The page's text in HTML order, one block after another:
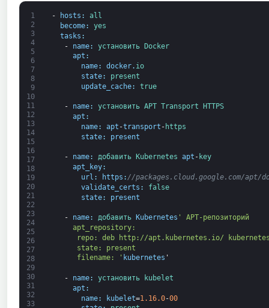
1
2
3
4
5
6
7
8
9
10
11
12
13
14
15
16
17
18
19
20
21
22
23
24
25
26
27
28
29
30
31
32
33
- hosts :
all
become:
yes
tasks :
-
name: установить Docker
apt :
name: docker. io
state:
present
update_cache: true
- name: установить APT Transport
HTTPS
apt :
name: apt -transport - https
state: present
- name: добавить Kubernetes apt - key
apt_key:
url : https : //packages.cloud.google.com/apt/
validate_certs :
false
state: present
- name: добавить Kubernetes ' APT-репозиторий
apt_repository:
repo: deb http://apt.kubernetes.io/
state: present
filename: ' kubernetes '
- name: установить
kubelet
apt :
name: kubelet=1.16.0-00